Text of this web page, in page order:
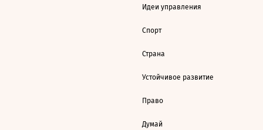
Идеи управления
Спорт
Страна
Устойчивое развитие
Право
Думай